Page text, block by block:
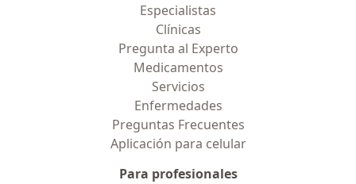
Especialistas
Clínicas
Pregunta al Experto
Medicamentos
Servicios
Enfermedades
Preguntas Frecuentes
Aplicación para celular
Para profesionales